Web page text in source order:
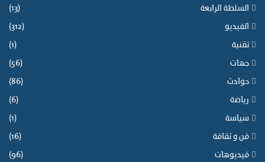
السلطة الرابعة (13)
الفيديو (312)
تقنية (1)
جهات (56)
حوادث (86)
رياضة (6)
سياسة (1)
فن و ثقافة (16)
فيديوهات (96)